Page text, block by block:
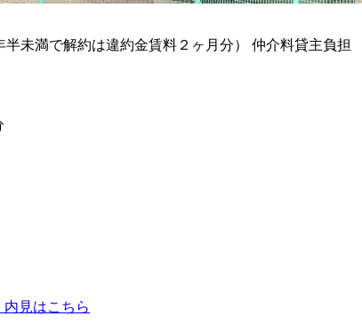
未満で解約は違約金賃料２ヶ月分） 仲介料貸主負担
内見はこちら